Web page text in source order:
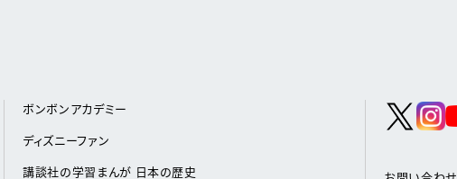
ボンボンアカデミー
ディズニーファン
講談社の学習まんが 日本の歴史